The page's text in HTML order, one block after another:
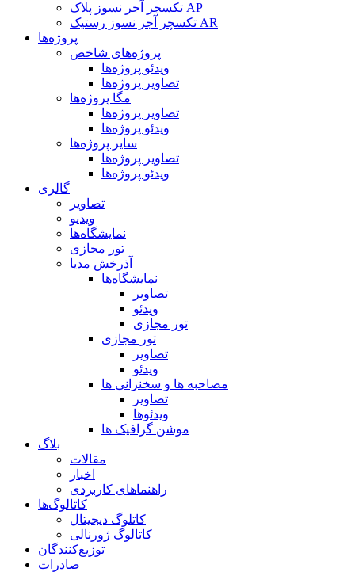
تکسچر آجر نسوز پلاک AP
تکسچر آجر نسوز رستیک AR
پروژه‌ها
پروژه‌های شاخص
ویدئو پروژه‌ها
تصاویر پروژه‌ها
مگا پروژه‌ها
تصاویر پروژه‌ها
ویدئو پروژه‌ها
سایر پروژه‌ها
تصاویر پروژه‌ها
ویدئو پروژه‌ها
گالری
تصاویر
ویدیو
نمایشگاه‌ها
تور مجازی
آذرخش مدیا
نمایشگاه‌ها
تصاویر
ویدئو
تور مجازی
تور مجازی
تصاویر
ویدئو
مصاحبه ها و سخنرانی ها
تصاویر
ویدئوها
موشن گرافیک ها
بلاگ
مقالات
اخبار
راهنماهای کاربردی
کاتالوگ‌ها
کاتلوگ دیجیتال
کاتالوگ ژورنالی
توزیع‌کنندگان
صادرات